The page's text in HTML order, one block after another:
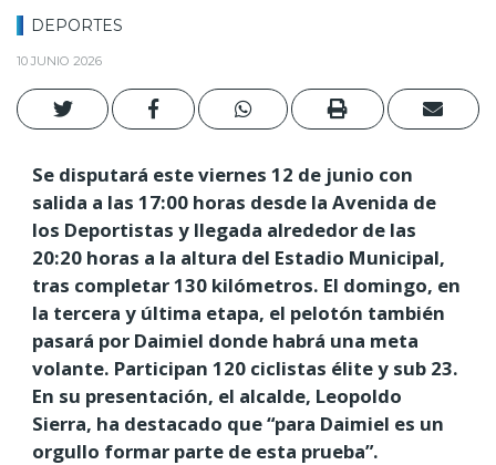
DEPORTES
10 JUNIO 2026
Se disputará este viernes 12 de junio con
salida a las 17:00 horas desde la Avenida de
los Deportistas y llegada alrededor de las
20:20 horas a la altura del Estadio Municipal,
tras completar 130 kilómetros. El domingo, en
la tercera y última etapa, el pelotón también
pasará por Daimiel donde habrá una meta
volante. Participan 120 ciclistas élite y sub 23.
En su presentación, el alcalde, Leopoldo
Sierra, ha destacado que “para Daimiel es un
orgullo formar parte de esta prueba”.